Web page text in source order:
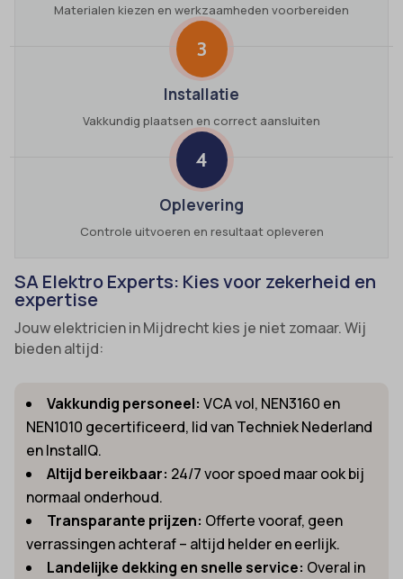
Materialen kiezen en werkzaamheden voorbereiden
3
Installatie
Vakkundig plaatsen en correct aansluiten
4
Oplevering
Controle uitvoeren en resultaat opleveren
SA Elektro Experts: Kies voor zekerheid en
expertise
Jouw elektricien in Mijdrecht kies je niet zomaar. Wij
bieden altijd:
Vakkundig personeel: VCA vol, NEN3160 en
NEN1010 gecertificeerd, lid van Techniek Nederland
en InstallQ.
Altijd bereikbaar: 24/7 voor spoed maar ook bij
normaal onderhoud.
Transparante prijzen: Offerte vooraf, geen
verrassingen achteraf – altijd helder en eerlijk.
Landelijke dekking en snelle service: Overal in